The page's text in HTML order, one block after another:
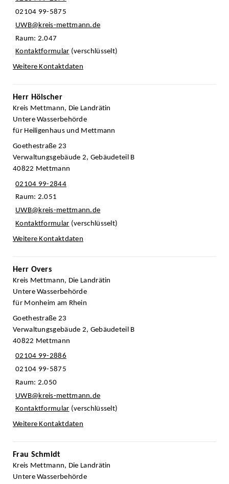
02104 99-5875
UWB@kreis-mettmann.de
Raum: 2.047
Kontaktformular (verschlüsselt)
Weitere Kontaktdaten
Herr Hölscher
Kreis Mettmann, Die Landrätin
Untere Wasserbehörde
für Heiligenhaus und Mettmann
Goethestraße 23
Verwaltungsgebäude 2, Gebäudeteil B
40822 Mettmann
02104 99-2844
Raum: 2.051
UWB@kreis-mettmann.de
Kontaktformular (verschlüsselt)
Weitere Kontaktdaten
Herr Overs
Kreis Mettmann, Die Landrätin
Untere Wasserbehörde
für Monheim am Rhein
Goethestraße 23
Verwaltungsgebäude 2, Gebäudeteil B
40822 Mettmann
02104 99-2886
02104 99-5875
Raum: 2.050
UWB@kreis-mettmann.de
Kontaktformular (verschlüsselt)
Weitere Kontaktdaten
Frau Schmidt
Kreis Mettmann, Die Landrätin
Untere Wasserbehörde